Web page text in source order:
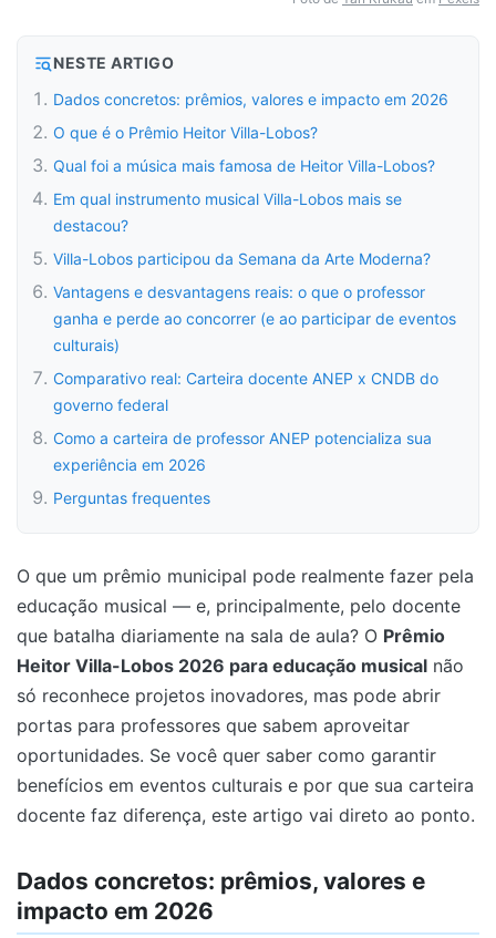
NESTE ARTIGO
Dados concretos: prêmios, valores e impacto em 2026
O que é o Prêmio Heitor Villa-Lobos?
Qual foi a música mais famosa de Heitor Villa-Lobos?
Em qual instrumento musical Villa-Lobos mais se
destacou?
Villa-Lobos participou da Semana da Arte Moderna?
Vantagens e desvantagens reais: o que o professor
ganha e perde ao concorrer (e ao participar de eventos
culturais)
Comparativo real: Carteira docente ANEP x CNDB do
governo federal
Como a carteira de professor ANEP potencializa sua
experiência em 2026
Perguntas frequentes
O que um prêmio municipal pode realmente fazer pela
educação musical — e, principalmente, pelo docente
que batalha diariamente na sala de aula? O Prêmio
Heitor Villa-Lobos 2026 para educação musical não
só reconhece projetos inovadores, mas pode abrir
portas para professores que sabem aproveitar
oportunidades. Se você quer saber como garantir
benefícios em eventos culturais e por que sua carteira
docente faz diferença, este artigo vai direto ao ponto.
Dados concretos: prêmios, valores e
impacto em 2026